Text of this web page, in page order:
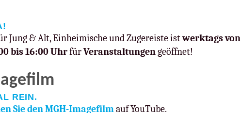
Jung & Alt, Einheimische und Zugereiste istwerktags von
bis 16:00 UhrfürVeranstaltungengeöffnet!
REIN.
Sie den MGH-Imagefilmauf YouTube.